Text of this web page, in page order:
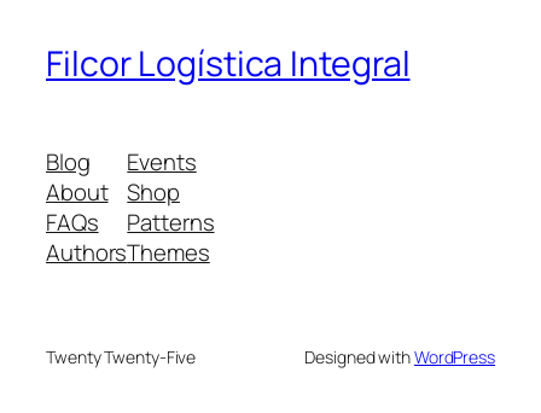
Filcor Logística Integral
Blog
About
FAQs
Authors
Events
Shop
Patterns
Themes
Twenty Twenty-Five Designed withWordPress